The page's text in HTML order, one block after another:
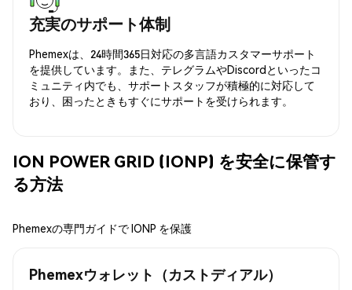
充実のサポート体制
Phemexは、24時間365日対応の多言語カスタマーサポート
を提供しています。また、テレグラムやDiscordといったコ
ミュニティ内でも、サポートスタッフが積極的に対応して
おり、困ったときもすぐにサポートを受けられます。
ION POWER GRID (IONP) を安全に保管す
る方法
Phemexの専門ガイドで IONP を保護
Phemexウォレット（カストディアル）